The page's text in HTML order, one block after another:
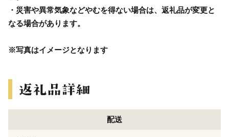
・災害や異常気象などやむを得ない場合は、返礼品が変更と
なる場合があります。
※写真はイメージとなります
配送